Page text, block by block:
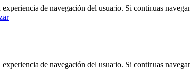
de navegación del usuario. Si continuas
de navegación del usuario. Si continuas